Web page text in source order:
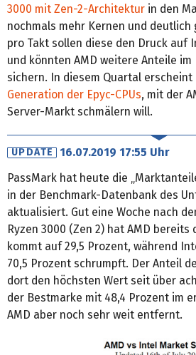
3000 mit Zen-2-Architektur in den
nochmals mehr Kernen und
pro Takt sollen diese den Druck auf
und könnten AMD weitere Anteile
sichern. In diesem Quartal erscheint
Generation der Epyc-CPUs, mit der
Server-Markt schmälern will.
UPDATE
16.07.2019 17:55 Uhr
PassMark hat heute die
in der Benchmark-Datenbank des
aktualisiert. Gut eine Woche nach
Ryzen 3000 (Zen 2) hat AMD
kommt auf 29,5 Prozent, während
70,5 Prozent schrumpft. Der Anteil
dort den höchsten Wert seit über
der Bestmarke mit 48,4 Prozent im
AMD aber noch sehr weit entfernt.